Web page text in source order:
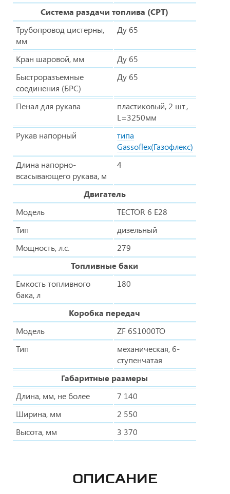
Система раздачи топлива (СРТ)
Трубопровод цистерны,
мм
Ду 65
Кран шаровой, мм
Ду 65
Быстроразъемные
соединения (БРС)
Ду 65
Пенал для рукава
пластиковый, 2 шт.,
L=3250мм
Рукав напорный
типа
Gassoflex(Газофлекс)
Длина напорно-
всасывающего рукава, м
4
Двигатель
Модель
TECTOR 6 E28
Тип
дизельный
Мощность, л.с.
279
Топливные баки
Емкость топливного
бака, л
180
Коробка передач
Модель
ZF 6S1000TO
Тип
механическая, 6-
ступенчатая
Габаритные размеры
Длина, мм, не более
7 140
Ширина, мм
2 550
Высота, мм
3 370
ОПИСАНИЕ